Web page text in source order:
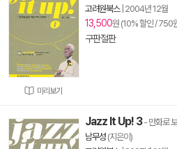
미리보기
고려원북스| 2004년 12월
13,500원 (10% 할인 / 750
구판절판
Jazz It Up! 3- 만화로
남무성 (지은이)